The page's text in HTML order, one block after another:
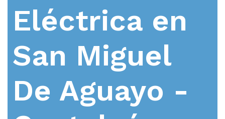
Eléctrica en
San Miguel
De Aguayo -